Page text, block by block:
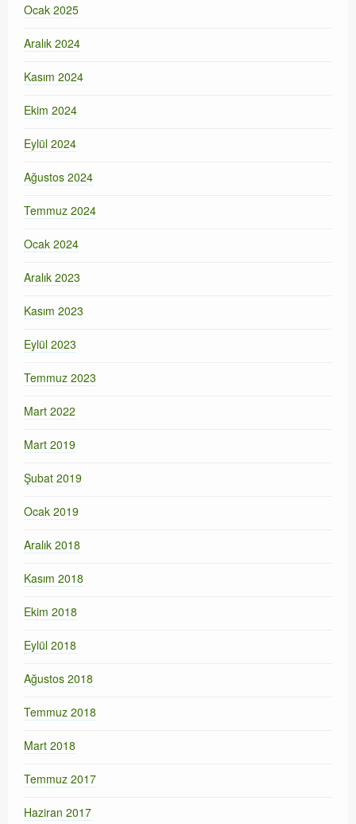
Ocak 2025
Aralık 2024
Kasım 2024
Ekim 2024
Eylül 2024
Ağustos 2024
Temmuz 2024
Ocak 2024
Aralık 2023
Kasım 2023
Eylül 2023
Temmuz 2023
Mart 2022
Mart 2019
Şubat 2019
Ocak 2019
Aralık 2018
Kasım 2018
Ekim 2018
Eylül 2018
Ağustos 2018
Temmuz 2018
Mart 2018
Temmuz 2017
Haziran 2017